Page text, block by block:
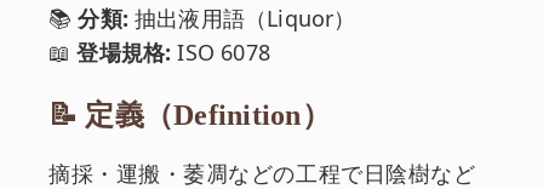
📚分類: 抽出液用語（Liquor）
📖登場規格: ISO 6078
📝 定義（Definition）
摘採・運搬・萎凋などの工程で日陰樹など